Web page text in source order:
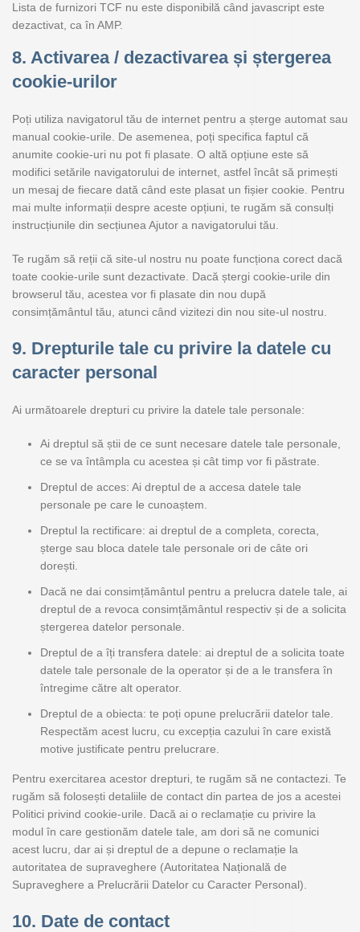
Lista de furnizori TCF nu este disponibilă când javascript este
dezactivat, ca în AMP.
8. Activarea / dezactivarea și ștergerea
cookie-urilor
Poți utiliza navigatorul tău de internet pentru a șterge automat sau
manual cookie-urile. De asemenea, poți specifica faptul că
anumite cookie-uri nu pot fi plasate. O altă opțiune este să
modifici setările navigatorului de internet, astfel încât să primești
un mesaj de fiecare dată când este plasat un fișier cookie. Pentru
mai multe informații despre aceste opțiuni, te rugăm să consulți
instrucțiunile din secțiunea Ajutor a navigatorului tău.
Te rugăm să reții că site-ul nostru nu poate funcționa corect dacă
toate cookie-urile sunt dezactivate. Dacă ștergi cookie-urile din
browserul tău, acestea vor fi plasate din nou după
consimțământul tău, atunci când vizitezi din nou site-ul nostru.
9. Drepturile tale cu privire la datele cu
caracter personal
Ai următoarele drepturi cu privire la datele tale personale:
Ai dreptul să știi de ce sunt necesare datele tale personale,
ce se va întâmpla cu acestea și cât timp vor fi păstrate.
Dreptul de acces: Ai dreptul de a accesa datele tale
personale pe care le cunoaștem.
Dreptul la rectificare: ai dreptul de a completa, corecta,
șterge sau bloca datele tale personale ori de câte ori
dorești.
Dacă ne dai consimțământul pentru a prelucra datele tale, ai
dreptul de a revoca consimțământul respectiv și de a solicita
ștergerea datelor personale.
Dreptul de a îți transfera datele: ai dreptul de a solicita toate
datele tale personale de la operator și de a le transfera în
întregime către alt operator.
Dreptul de a obiecta: te poți opune prelucrării datelor tale.
Respectăm acest lucru, cu excepția cazului în care există
motive justificate pentru prelucrare.
Pentru exercitarea acestor drepturi, te rugăm să ne contactezi. Te
rugăm să folosești detaliile de contact din partea de jos a acestei
Politici privind cookie-urile. Dacă ai o reclamație cu privire la
modul în care gestionăm datele tale, am dori să ne comunici
acest lucru, dar ai și dreptul de a depune o reclamație la
autoritatea de supraveghere (Autoritatea Națională de
Supraveghere a Prelucrării Datelor cu Caracter Personal).
10. Date de contact